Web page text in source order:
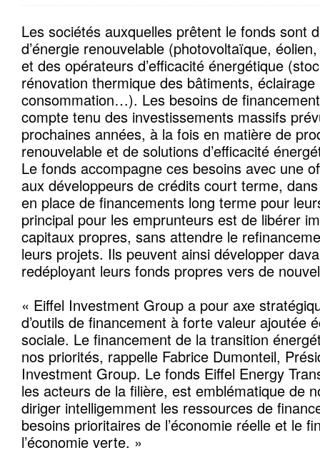
Les sociétés auxquelles prêtent le fonds sont
d’énergie renouvelable (photovoltaïque,
et des opérateurs d’efficacité énergétique
rénovation thermique des bâtiments, éclairage
consommation…). Les besoins de
compte tenu des investissements massifs
prochaines années, à la fois en matière de
renouvelable et de solutions d’efficacité
Le fonds accompagne ces besoins avec une
aux développeurs de crédits court terme,
en place de financements long terme pour
principal pour les emprunteurs est de libérer
capitaux propres, sans attendre le
leurs projets. Ils peuvent ainsi développer
redéployant leurs fonds propres vers de
« Eiffel Investment Group a pour axe
d’outils de financement à forte valeur ajoutée
sociale. Le financement de la transition
nos priorités, rappelle Fabrice Dumonteil,
Investment Group. Le fonds Eiffel Energy
les acteurs de la filière, est emblématique de
diriger intelligemment les ressources de
besoins prioritaires de l’économie réelle et le
l’économie verte. »